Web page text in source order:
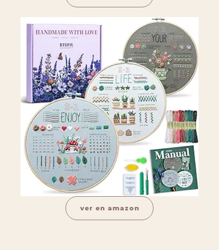
ver en amazon